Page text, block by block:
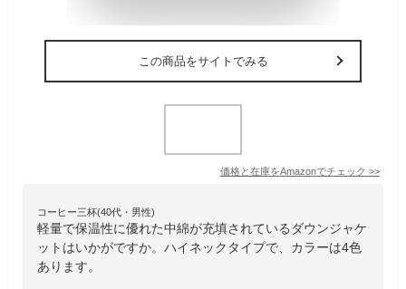
この商品をサイトでみる
価格と在庫をAmazonでチェック >>
コーヒー三杯(40代・男性)
軽量で保温性に優れた中綿が充填されているダウンジャケ
ットはいかがですか。ハイネックタイプで、カラーは4色
あります。